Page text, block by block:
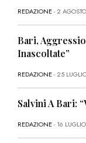
REDAZIONE- 2
Bari,
Inascoltate”
REDAZIONE- 25
Salvini A Bari:
REDAZIONE- 16